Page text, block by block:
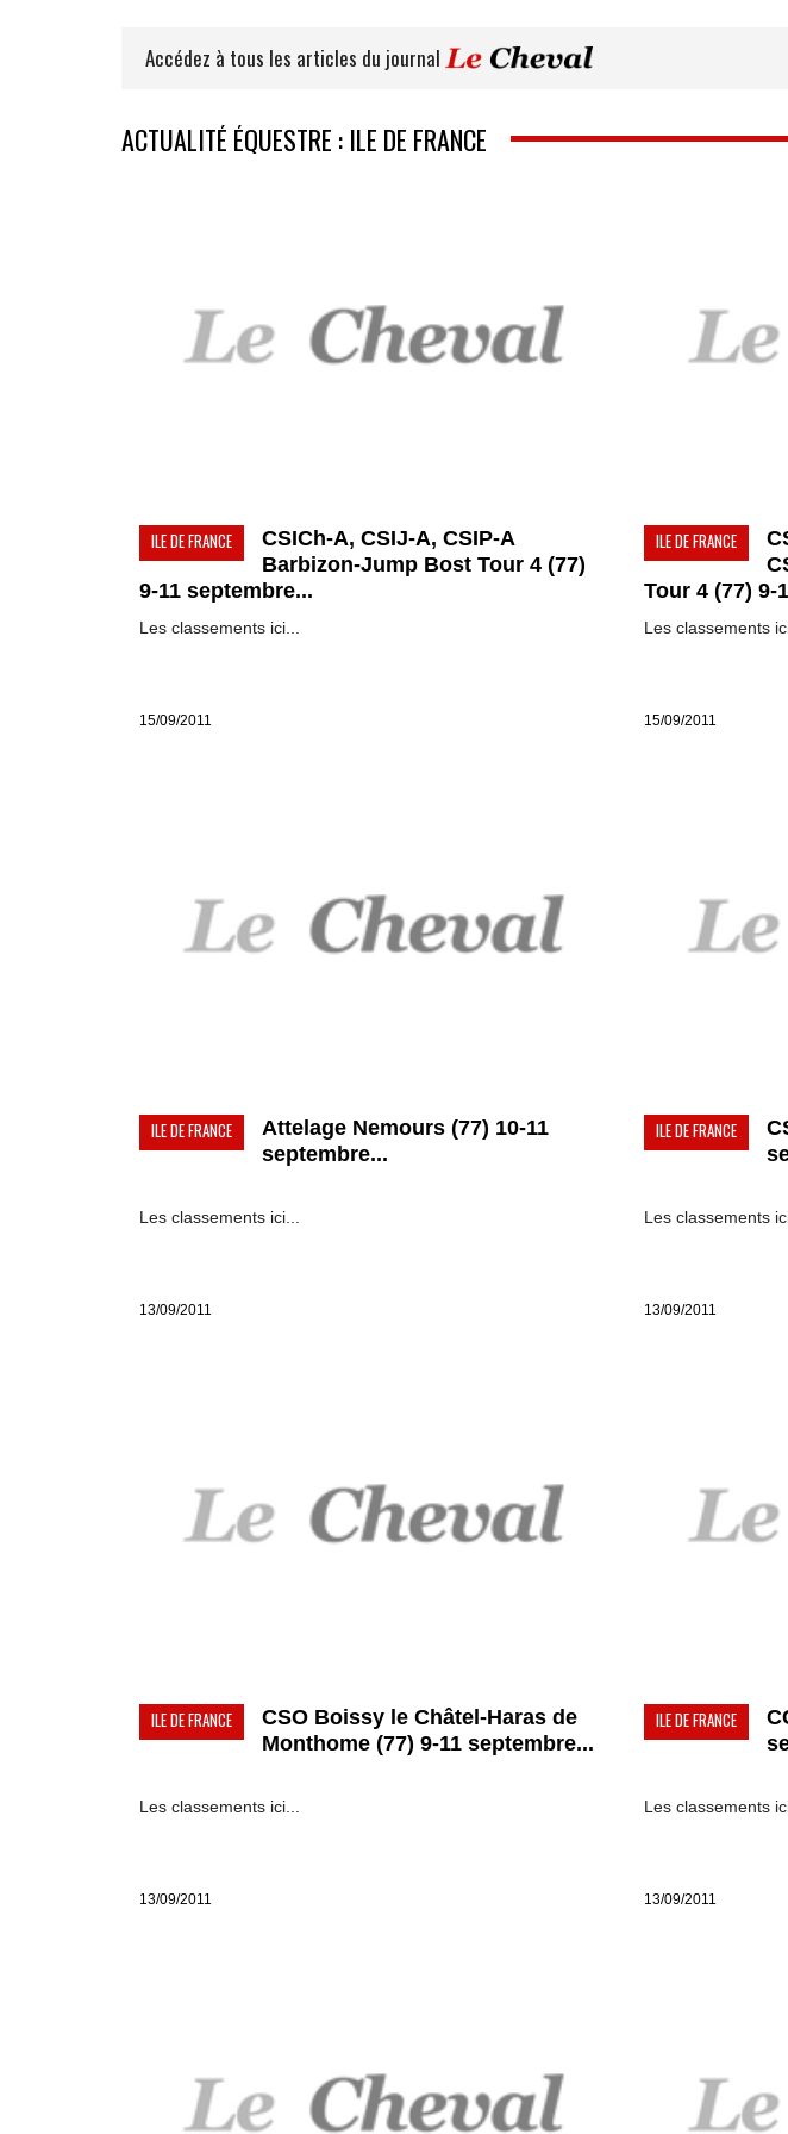
Accédez à tous les articles du journal
ACTUALITÉ ÉQUESTRE : ILE DE FRANCE
ILE DE FRANCE
CSICh-A, CSIJ-A, CSIP-A
Barbizon-Jump Bost Tour 4 (77)
9-11 septembre...
Les classements ici...
15/09/2011
ILE DE FRANCE
Tour 4 (77) 9-
Les classements
15/09/2011
ILE DE FRANCE
Attelage Nemours (77) 10-11
septembre...
Les classements ici...
13/09/2011
ILE DE FRANCE
Les classements
13/09/2011
ILE DE FRANCE
CSO Boissy le Châtel-Haras de
Monthome (77) 9-11 septembre...
Les classements ici...
13/09/2011
ILE DE FRANCE
Les classements
13/09/2011